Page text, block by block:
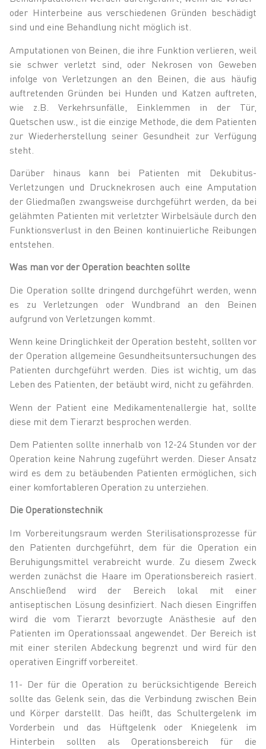
oder Hinterbeine aus verschiedenen Gründen beschädigt
sind und eine Behandlung nicht möglich ist.
Amputationen von Beinen, die ihre Funktion verlieren, weil
sie schwer verletzt sind, oder Nekrosen von Geweben
infolge von Verletzungen an den Beinen, die aus häufig
auftretenden Gründen bei Hunden und Katzen auftreten,
wie z.B. Verkehrsunfälle, Einklemmen in der Tür,
Quetschen usw., ist die einzige Methode, die dem Patienten
zur Wiederherstellung seiner Gesundheit zur Verfügung
steht.
Darüber hinaus kann bei Patienten mit Dekubitus-
Verletzungen und Drucknekrosen auch eine Amputation
der Gliedmaßen zwangsweise durchgeführt werden, da bei
gelähmten Patienten mit verletzter Wirbelsäule durch den
Funktionsverlust in den Beinen kontinuierliche Reibungen
entstehen.
Was man vor der Operation beachten sollte
Die Operation sollte dringend durchgeführt werden, wenn
es zu Verletzungen oder Wundbrand an den Beinen
aufgrund von Verletzungen kommt.
Wenn keine Dringlichkeit der Operation besteht, sollten vor
der Operation allgemeine Gesundheitsuntersuchungen des
Patienten durchgeführt werden. Dies ist wichtig, um das
Leben des Patienten, der betäubt wird, nicht zu gefährden.
Wenn der Patient eine Medikamentenallergie hat, sollte
diese mit dem Tierarzt besprochen werden.
Dem Patienten sollte innerhalb von 12-24 Stunden vor der
Operation keine Nahrung zugeführt werden. Dieser Ansatz
wird es dem zu betäubenden Patienten ermöglichen, sich
einer komfortableren Operation zu unterziehen.
Die Operationstechnik
Im Vorbereitungsraum werden Sterilisationsprozesse für
den Patienten durchgeführt, dem für die Operation ein
Beruhigungsmittel verabreicht wurde. Zu diesem Zweck
werden zunächst die Haare im Operationsbereich rasiert.
Anschließend wird der Bereich lokal mit einer
antiseptischen Lösung desinfiziert. Nach diesen Eingriffen
wird die vom Tierarzt bevorzugte Anästhesie auf den
Patienten im Operationssaal angewendet. Der Bereich ist
mit einer sterilen Abdeckung begrenzt und wird für den
operativen Eingriff vorbereitet.
11- Der für die Operation zu berücksichtigende Bereich
sollte das Gelenk sein, das die Verbindung zwischen Bein
und Körper darstellt. Das heißt, das Schultergelenk im
Vorderbein und das Hüftgelenk oder Kniegelenk im
Hinterbein sollten als Operationsbereich für die